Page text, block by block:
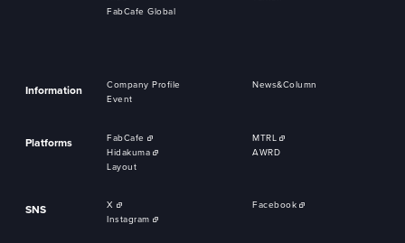
FabCafe Global
Information Company Profile
News&Column
Event
Platforms FabCafe
MTRL
Hidakuma
AWRD
Layout
SNS X
Facebook
Instagram